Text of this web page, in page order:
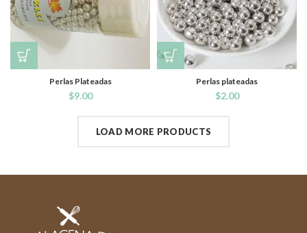
Perlas Plateadas
$9.00
Perlas plateadas
$2.00
LOAD MORE PRODUCTS